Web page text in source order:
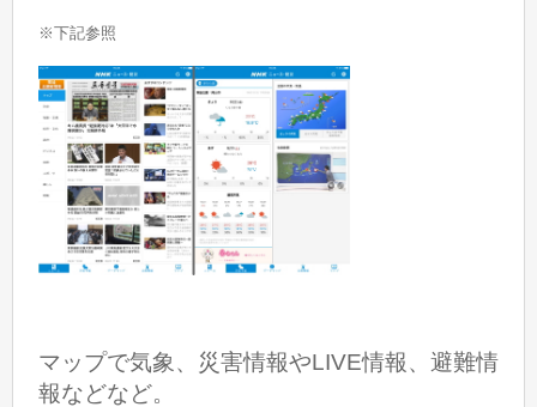
※下記参照
マップで気象、災害情報やLIVE情報、避難情
報などなど。